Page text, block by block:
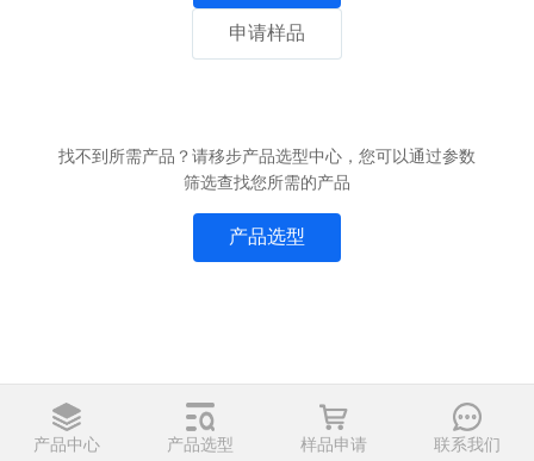
申请样品
找不到所需产品？请移步产品选型中心，您可以通过参数
筛选查找您所需的产品
产品选型
产品中心 产品选型 样品申请 联系我们